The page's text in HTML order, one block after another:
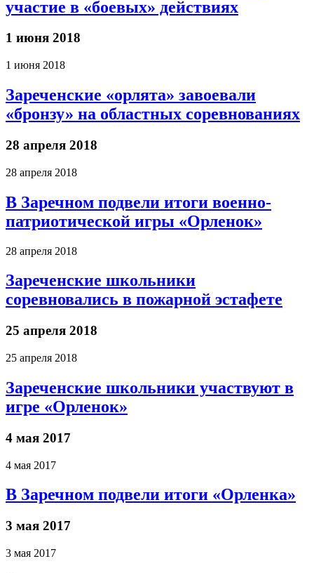
участие в «боевых» действиях
1 июня 2018
1 июня 2018
Зареченские «орлята» завоевали
«бронзу» на областных соревнованиях
28 апреля 2018
28 апреля 2018
В Заречном подвели итоги военно-
патриотической игры «Орленок»
28 апреля 2018
Зареченские школьники
соревновались в пожарной эстафете
25 апреля 2018
25 апреля 2018
Зареченские школьники участвуют в
игре «Орленок»
4 мая 2017
4 мая 2017
В Заречном подвели итоги «Орленка»
3 мая 2017
3 мая 2017